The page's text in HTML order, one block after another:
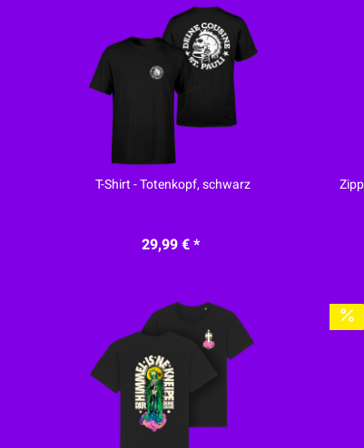
T-Shirt - Totenkopf, schwarz
29,99 € *